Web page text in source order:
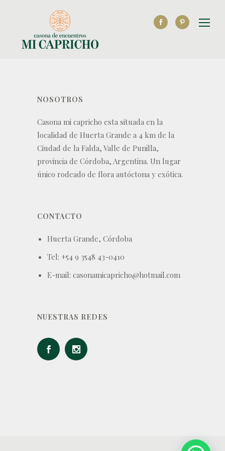
NOSOTROS
Casona mi capricho esta situada en la
localidad de Huerta Grande a 4 km de la
Ciudad de la Falda, Valle de Punilla,
provincia de Córdoba, Argentina. Un lugar
único rodeado de flora autóctona y exótica.
CONTACTO
Huerta Grande, Córdoba
Tel: +54 9 3548 43-0410
E-mail: casonamicapricho@hotmail.com
NUESTRAS REDES